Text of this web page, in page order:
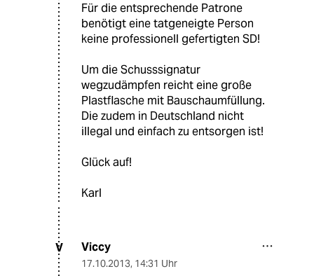
Für die entsprechende Patrone
benötigt eine tatgeneigte Person
keine professionell gefertigten SD!
Um die Schusssignatur
wegzudämpfen reicht eine große
Plastflasche mit Bauschaumfüllung.
Die zudem in Deutschland nicht
illegal und einfach zu entsorgen ist!
Glück auf!
Karl
V Viccy
17.10.2013, 14:31 Uhr